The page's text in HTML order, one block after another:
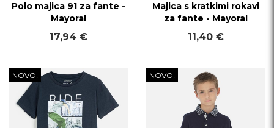
Polo majica 91 za fante -
Mayoral
17,94 €
Majica s kratkimi rokavi
za fante - Mayoral
11,40 €
NOVO! NOVO!